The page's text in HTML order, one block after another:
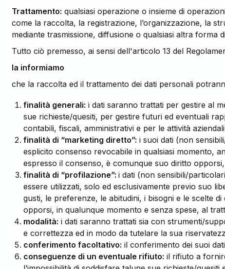
Trattamento: qualsiasi operazione o insieme di
come la raccolta, la registrazione, l’organizzazione, la
mediante trasmissione, diffusione o qualsiasi altra forma
Tutto ciò premesso, ai sensi dell'articolo 13 del
la informiamo
che la raccolta ed il trattamento dei dati personali
finalità generali: i dati saranno trattati per gestire al
sue richieste/quesiti, per gestire futuri ed eventuali
contabili, fiscali, amministrativi e per le attività
finalità di “marketing diretto”: i suoi dati (non
esplicito consenso revocabile in qualsiasi momento,
espresso il consenso, è comunque suo diritto
finalità di “profilazione”: i dati (non sensibili/
essere utilizzati, solo ed esclusivamente previo suo
gusti, le preferenze, le abitudini, i bisogni e le scelte
opporsi, in qualunque momento e senza spese, al
modalità: i dati saranno trattati sia con strumenti/
e correttezza ed in modo da tutelare la sua
conferimento facoltativo: il conferimento dei
conseguenze di un eventuale rifiuto: il rifiuto a